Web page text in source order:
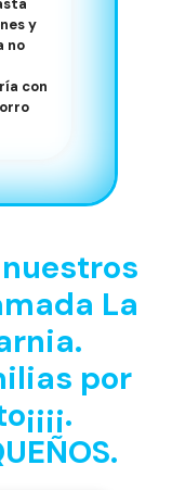
y
no
con
La
por